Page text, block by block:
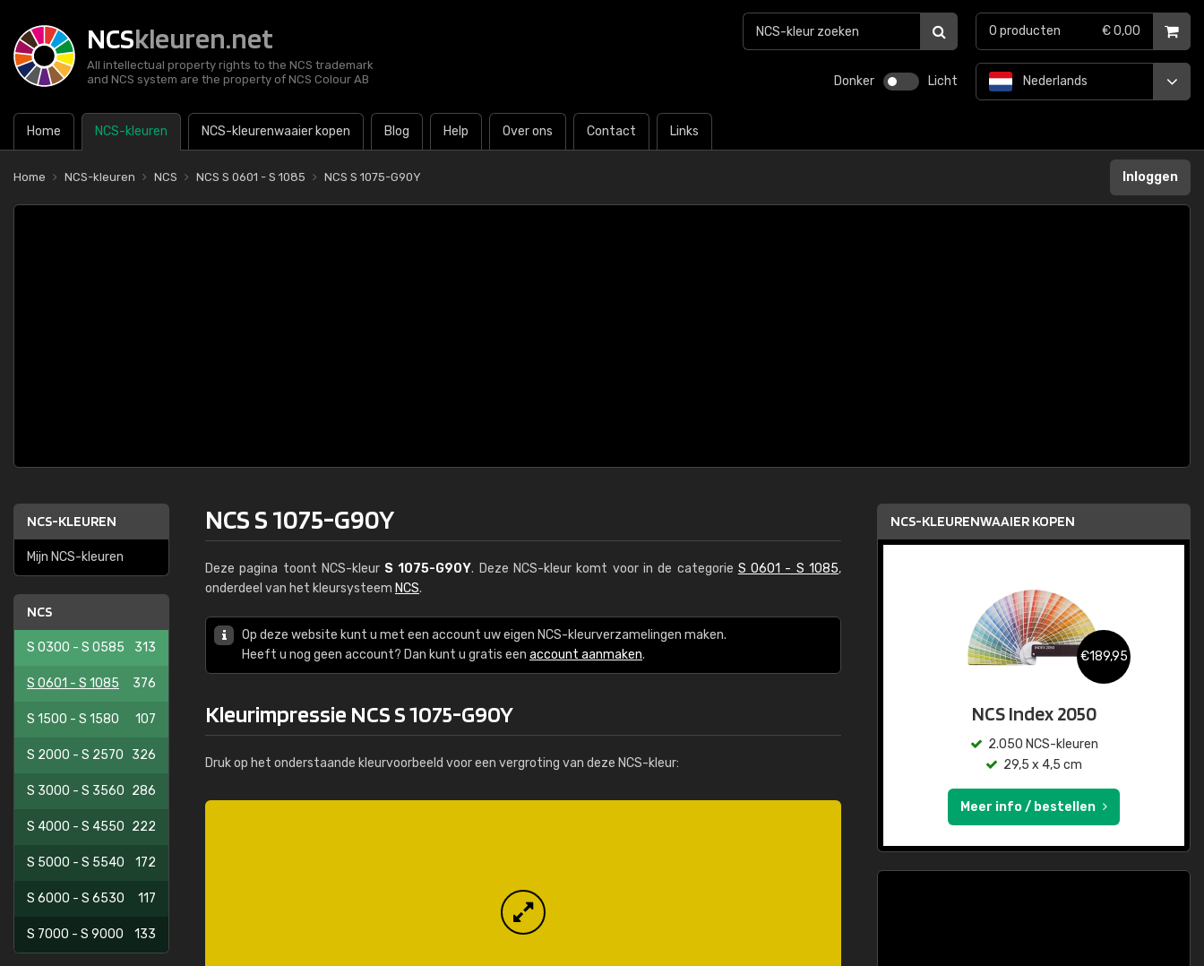
NCSkleuren.net
All intellectual property rights to the NCS trademark
and NCS system are the property of NCS Colour AB
Donker Licht
Home NCS-kleuren NCS-kleurenwaaier kopen Blog Help Over ons Contact Links
Nederlands
0 producten € 0,00
Home NCS-kleuren NCS NCS S 0601 - S 1085 NCS S 1075-G90Y Inloggen
NCS-KLEUREN
Mijn NCS-kleuren
NCS
S 0300 - S 0585 313
S 0601 - S 1085 376
S 1500 - S 1580 107
S 2000 - S 2570 326
S 3000 - S 3560 286
S 4000 - S 4550 222
S 5000 - S 5540 172
S 6000 - S 6530 117
S 7000 - S 9000 133
NCS S 1075-G90Y
Deze pagina toont NCS-kleur S 1075-G90Y. Deze NCS-kleur komt voor in de categorie S 0601 - S 1085,
onderdeel van het kleursysteem NCS.
Op deze website kunt u met een account uw eigen NCS-kleurverzamelingen maken.
Heeft u nog geen account? Dan kunt u gratis een account aanmaken.
Kleurimpressie NCS S 1075-G90Y
Druk op het onderstaande kleurvoorbeeld voor een vergroting van deze NCS-kleur:
NCS-KLEURENWAAIER KOPEN
€189,95
NCS Index 2050
2.050 NCS-kleuren
29,5 x 4,5 cm
Meer info / bestellen